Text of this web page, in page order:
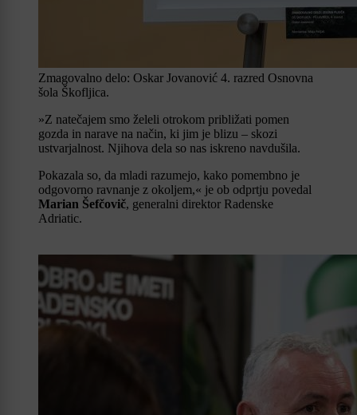
Zmagovalno delo: Oskar Jovanović 4. razred Osnovna
šola Škofljica.
»Z natečajem smo želeli otrokom približati pomen
gozda in narave na način, ki jim je blizu – skozi
ustvarjalnost. Njihova dela so nas iskreno navdušila.
Pokazala so, da mladi razumejo, kako pomembno je
odgovorno ravnanje z okoljem,« je ob odprtju povedal
Marian Šefčovič, generalni direktor Radenske
Adriatic.